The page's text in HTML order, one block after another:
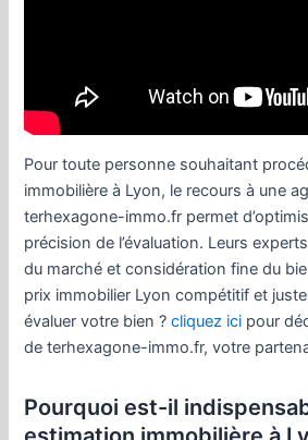
Pour toute personne souhaitant
immobilière à Lyon, le recours à une
terhexagone-immo.fr permet
précision de l’évaluation. Leurs
du marché et considération fine du
prix immobilier Lyon compétitif et
évaluer votre bien ?cliquez ici pour
de terhexagone-immo.fr, votre
Pourquoi est-il